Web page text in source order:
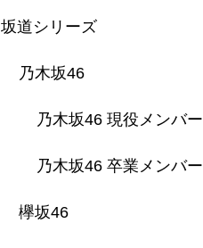
坂道シリーズ
乃木坂46
乃木坂46 現役メンバー
乃木坂46 卒業メンバー
欅坂46